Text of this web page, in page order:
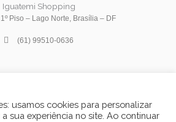
Iguatemi Shopping
Piso – Lago Norte, Brasília – DF
(61) 99510-0636
t
e
t
usamos cookies para personalizar
sua experiência no site. Ao continuar